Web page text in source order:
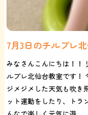
7月3日のチルプレ
みなさんこんにちは！！
ルプレ北仙台教室です！
ジメジメした天気も吹き
ット運動をしたり、トラ